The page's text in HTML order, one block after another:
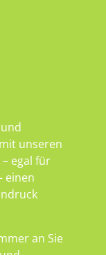
unseren
egal für
einen
an Sie